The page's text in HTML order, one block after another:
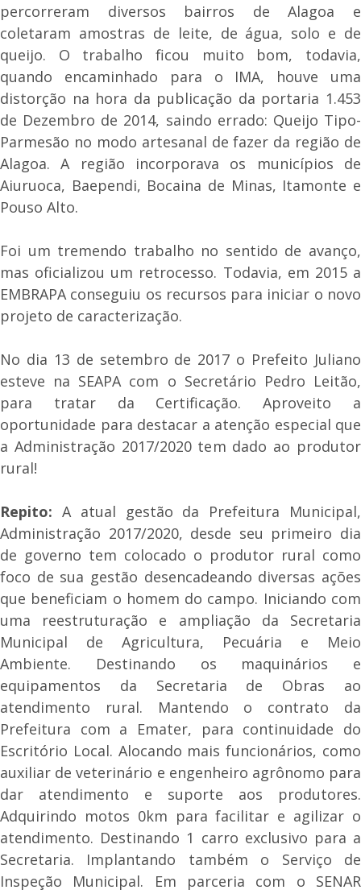
percorreram diversos bairros de Alagoa e
coletaram amostras de leite, de água, solo e de
queijo. O trabalho ficou muito bom, todavia,
quando encaminhado para o IMA, houve uma
distorção na hora da publicação da portaria 1.453
de Dezembro de 2014, saindo errado: Queijo Tipo-
Parmesão no modo artesanal de fazer da região de
Alagoa. A região incorporava os municípios de
Aiuruoca, Baependi, Bocaina de Minas, Itamonte e
Pouso Alto.
Foi um tremendo trabalho no sentido de avanço,
mas oficializou um retrocesso. Todavia, em 2015 a
EMBRAPA conseguiu os recursos para iniciar o novo
projeto de caracterização.
No dia 13 de setembro de 2017 o Prefeito Juliano
esteve na SEAPA com o Secretário Pedro Leitão,
para tratar da Certificação. Aproveito a
oportunidade para destacar a atenção especial que
a Administração 2017/2020 tem dado ao produtor
rural!
Repito: A atual gestão da Prefeitura Municipal,
Administração 2017/2020, desde seu primeiro dia
de governo tem colocado o produtor rural como
foco de sua gestão desencadeando diversas ações
que beneficiam o homem do campo. Iniciando com
uma reestruturação e ampliação da Secretaria
Municipal de Agricultura, Pecuária e Meio
Ambiente. Destinando os maquinários e
equipamentos da Secretaria de Obras ao
atendimento rural. Mantendo o contrato da
Prefeitura com a Emater, para continuidade do
Escritório Local. Alocando mais funcionários, como
auxiliar de veterinário e engenheiro agrônomo para
dar atendimento e suporte aos produtores.
Adquirindo motos 0km para facilitar e agilizar o
atendimento. Destinando 1 carro exclusivo para a
Secretaria. Implantando também o Serviço de
Inspeção Municipal. Em parceria com o SENAR